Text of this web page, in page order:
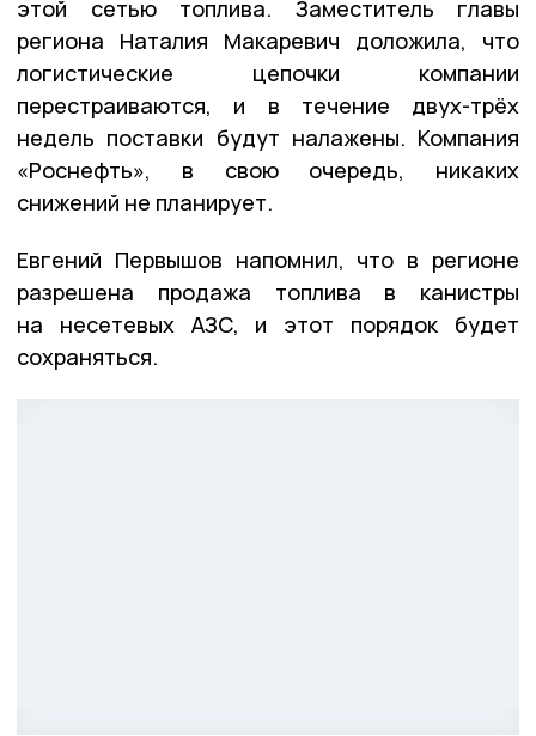
этой сетью топлива. Заместитель главы
региона Наталия Макаревич доложила, что
логистические цепочки компании
перестраиваются, и в течение двух-трёх
недель поставки будут налажены. Компания
«Роснефть», в свою очередь, никаких
снижений не планирует.
Евгений Первышов напомнил, что в регионе
разрешена продажа топлива в канистры
на несетевых АЗС, и этот порядок будет
сохраняться.